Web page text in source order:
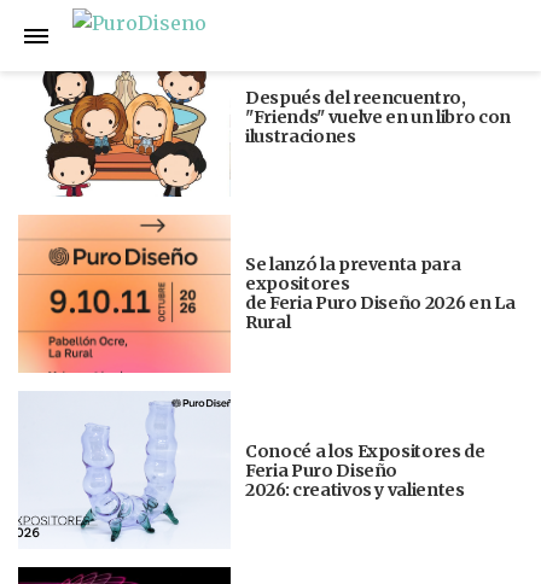
Anterior
Después del reencuentro,
"Friends" vuelve en un libro con
ilustraciones
Se lanzó la preventa para
expositores
de Feria Puro Diseño 2026 en La
Rural
Conocé a los Expositores de
Feria Puro Diseño
2026: creativos y valientes
Siguiente